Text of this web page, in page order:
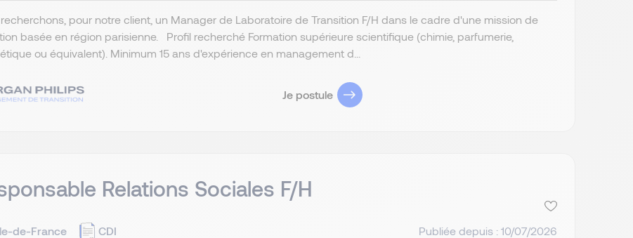
pour notre client, un Manager de Laboratoire de Transition F/H dans le cadre d'une mission de
basée en région parisienne. Profil recherché Formation supérieure scientifique (chimie, parfumerie,
ou équivalent). Minimum 15 ans d'expérience en management d...
Je postule
Relations Sociales F/H
de-France CDI Publiée depuis : 10/07/2026